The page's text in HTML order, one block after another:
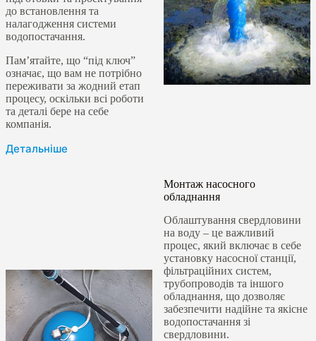
до встановлення та
налагодження системи
водопостачання.
Пам’ятайте, що “під ключ”
означає, що вам не потрібно
переживати за жодний етап
процесу, оскільки всі роботи
та деталі бере на себе
компанія.
Детальніше
Монтаж насосного
обладнання
Облаштування свердловини
на воду – це важливий
процес, який включає в себе
установку насосної станції,
фільтраційних систем,
трубопроводів та іншого
обладнання, що дозволяє
забезпечити надійне та якісне
водопостачання зі
свердловини.